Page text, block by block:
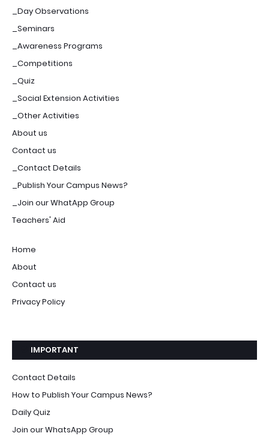
_Day Observations
_Seminars
_Awareness Programs
_Competitions
_Quiz
_Social Extension Activities
_Other Activities
About us
Contact us
_Contact Details
_Publish Your Campus News?
_Join our WhatApp Group
Teachers' Aid
Home
About
Contact us
Privacy Policy
IMPORTANT
Contact Details
How to Publish Your Campus News?
Daily Quiz
Join our WhatsApp Group